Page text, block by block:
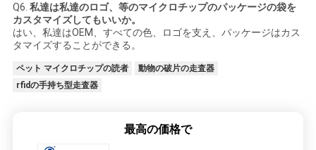
Q6. 私達は私達のロゴ、等のマイクロチップのパッケージの袋を
カスタマイズしてもいいか。
はい、私達はOEM、すべての色、ロゴを支え、パッケージはカス
タマイズすることができる。
ペット マイクロチップの読者
動物の破片の走査器
rfidの手持ち型走査器
最高の価格で